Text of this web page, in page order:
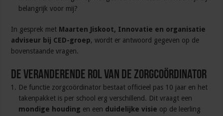
belangrijk voor mij?
In gesprek met Maarten Jiskoot, Innovatie en organisatie
adviseur bij CED-groep, wordt er antwoord gegeven op de
bovenstaande vragen.
De veranderende rol van de zorgcoördinator
De functie zorgcoördinator bestaat officieel pas 10 jaar en het
takenpakket is per school erg verschillend. Dit vraagt een
mondige houding en een duidelijke visie op de leerling